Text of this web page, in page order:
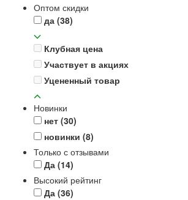
Оптом скидки
да (38)
Клубная цена
Участвует в акциях
Уцененный товар
Новинки
нет (30)
новинки (8)
Только с отзывами
Да (14)
Высокий рейтинг
Да (36)